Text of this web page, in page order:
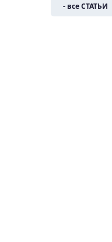
- все СТАТЬИ